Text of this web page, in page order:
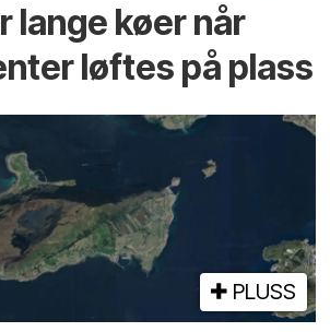
lange køer når
løftes på plass
PLUSS